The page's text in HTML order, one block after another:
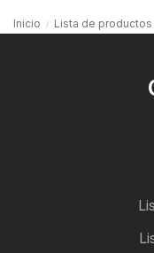
Inicio Lista de productos